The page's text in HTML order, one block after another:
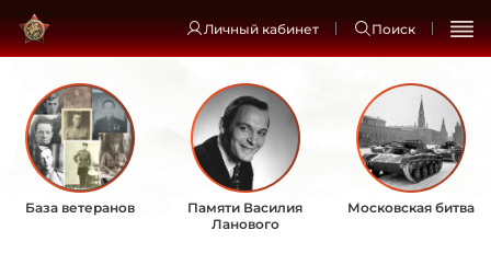
Личный кабинет Поиск
База ветеранов
Памяти Василия
Ланового
Московская битва